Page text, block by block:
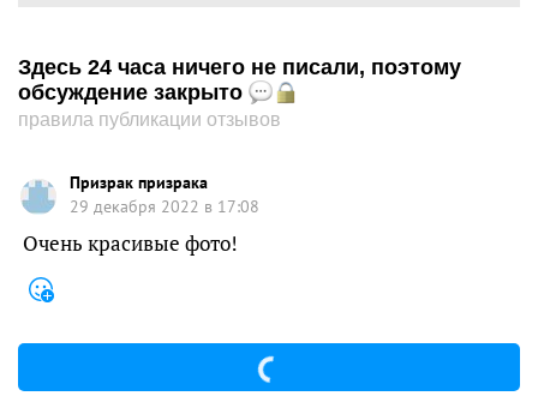
Здесь 24 часа ничего не писали, поэтому
обсуждение закрыто
правила публикации отзывов
Призрак призрака
29 декабря 2022 в 17:08
Очень красивые фото!